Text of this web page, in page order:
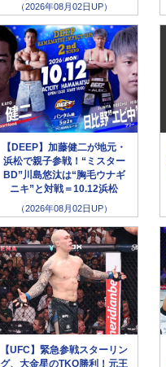
（2026年08月02日UP）
【DEEP】加藤健二が地元・
浜松で親子参戦！“ミスター
BD”川島悠汰は“胸毛ウナギ
ニキ”と対戦＝10.12浜松
（2026年08月02日UP）
【UFC】緊急参戦スターリン
グ、大金星のTKO勝利！元王